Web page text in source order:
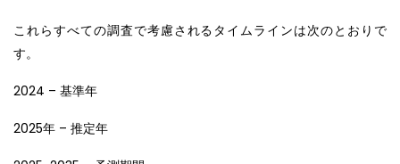
これらすべての調査で考慮されるタイムラインは次のとおりで
す。
2024 – 基準年
2025年 – 推定年